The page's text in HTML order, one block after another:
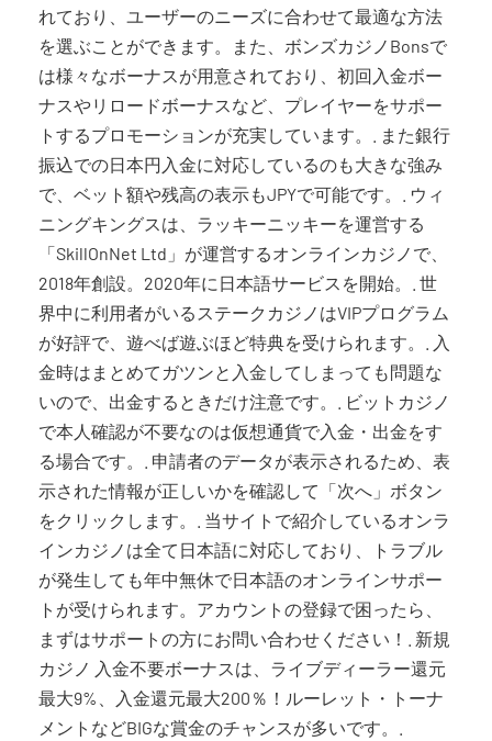
れており、ユーザーのニーズに合わせて最適な方法
を選ぶことができます。また、ボンズカジノBonsで
は様々なボーナスが用意されており、初回入金ボー
ナスやリロードボーナスなど、プレイヤーをサポー
トするプロモーションが充実しています。. また銀行
振込での日本円入金に対応しているのも大きな強み
で、ベット額や残高の表示もJPYで可能です。. ウィ
ニングキングスは、ラッキーニッキーを運営する
「SkillOnNet Ltd」が運営するオンラインカジノで、
2018年創設。2020年に日本語サービスを開始。. 世
界中に利用者がいるステークカジノはVIPプログラム
が好評で、遊べば遊ぶほど特典を受けられます。. 入
金時はまとめてガツンと入金してしまっても問題な
いので、出金するときだけ注意です。. ビットカジノ
で本人確認が不要なのは仮想通貨で入金・出金をす
る場合です。. 申請者のデータが表示されるため、表
示された情報が正しいかを確認して「次へ」ボタン
をクリックします。. 当サイトで紹介しているオンラ
インカジノは全て日本語に対応しており、トラブル
が発生しても年中無休で日本語のオンラインサポー
トが受けられます。アカウントの登録で困ったら、
まずはサポートの方にお問い合わせください！. 新規
カジノ 入金不要ボーナスは、ライブディーラー還元
最大9%、入金還元最大200％！ルーレット・トーナ
メントなどBIGな賞金のチャンスが多いです。.